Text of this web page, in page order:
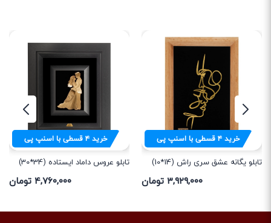
خرید۴قسطی با اسنپ پی
تابلو یگانه عشق سری راش (14*10)
۳,۹۲۹,۰۰۰ تومان
خرید۴قسطی با اسنپ پی
تابلو عروس داماد ایستاده (34*30)
۴,۷۶۰,۰۰۰ تومان